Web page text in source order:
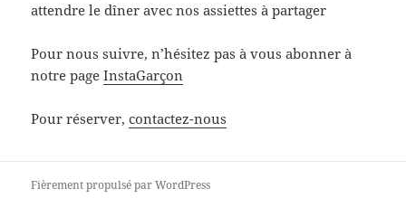
attendre le dîner avec nos assiettes à partager
Pour nous suivre, n’hésitez pas à vous abonner à
notre pageInstaGarçon
Pour réserver,contactez-nous
Fièrement propulsé par WordPress